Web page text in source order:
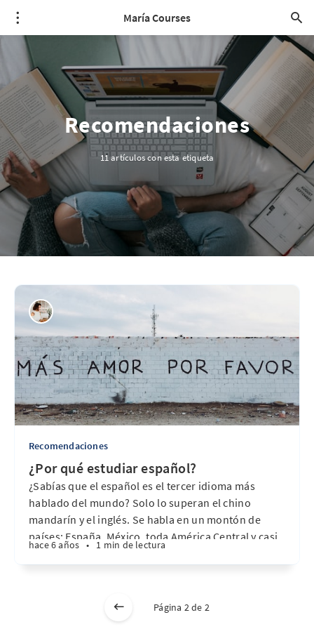
María Courses
Recomendaciones
11 artículos con esta etiqueta
Recomendaciones
¿Por qué estudiar español?
¿Sabías que el español es el tercer idioma más
hablado del mundo? Solo lo superan el chino
mandarín y el inglés. Se habla en un montón de
países: España, México, toda América Central y casi
hace 6 años • 1 min de lectura
Página 2 de 2